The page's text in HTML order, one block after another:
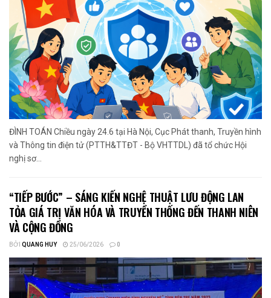
ĐÌNH TOÁN Chiều ngày 24.6 tại Hà Nội, Cục Phát thanh, Truyền hình
và Thông tin điện tử (PTTH&TTĐT - Bộ VHTTDL) đã tổ chức Hội
nghị sơ...
“TIẾP BƯỚC” – SÁNG KIẾN NGHỆ THUẬT LƯU ĐỘNG LAN
TỎA GIÁ TRỊ VĂN HÓA VÀ TRUYỀN THỐNG ĐẾN THANH NIÊN
VÀ CỘNG ĐỒNG
BỞI QUANG HUY 25/06/2026 0